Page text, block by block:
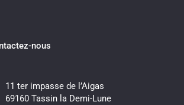
nous
11 ter impasse de l’Aigas
69160 Tassin la Demi-Lune